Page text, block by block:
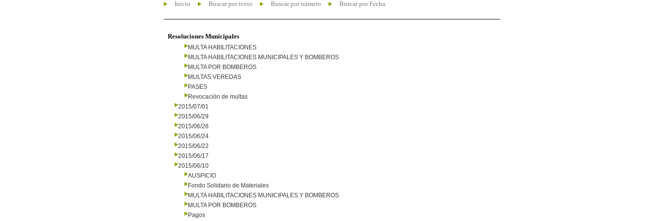
Inicio Buscar por texto Buscar por número Buscar por Fecha
Resoluciones Municipales
MULTA HABILITACIONES
MULTA HABILITACIONES MUNICIPALES Y BOMBEROS
MULTA POR BOMBEROS
MULTAS VEREDAS
PASES
Revocación de multas
2015/07/01
2015/06/29
2015/06/26
2015/06/24
2015/06/22
2015/06/17
2015/06/10
AUSPICIO
Fondo Solidario de Materiales
MULTA HABILITACIONES MUNICIPALES Y BOMBEROS
MULTA POR BOMBEROS
Pagos